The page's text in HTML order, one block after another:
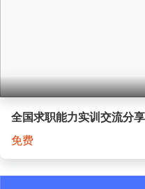
免费